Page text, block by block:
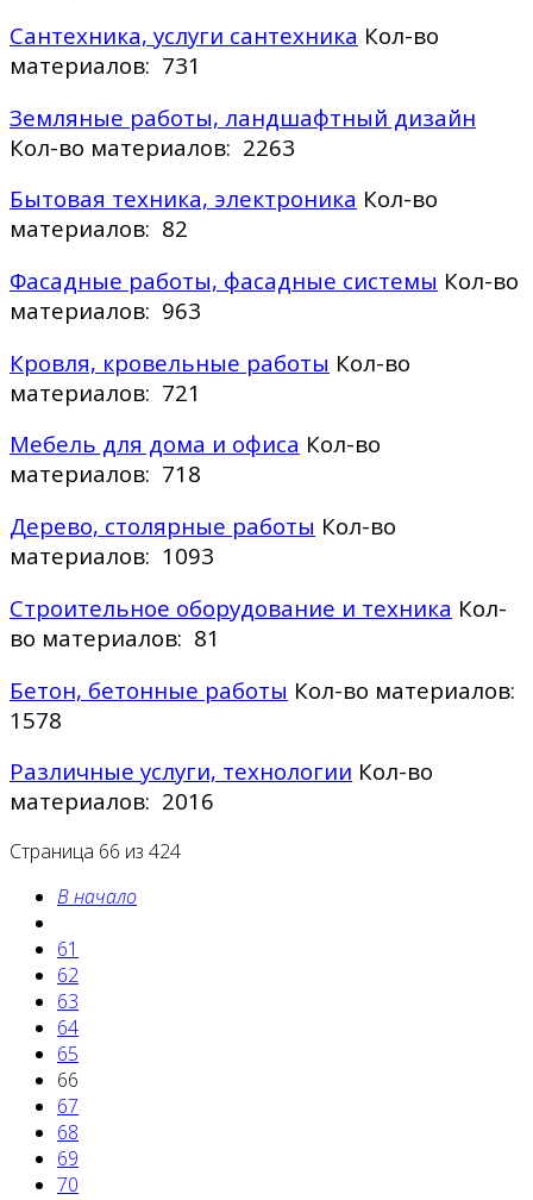
Сантехника, услуги сантехника Кол-во
материалов: 731
Земляные работы, ландшафтный дизайн
Кол-во материалов: 2263
Бытовая техника, электроника Кол-во
материалов: 82
Фасадные работы, фасадные системы Кол-во
материалов: 963
Кровля, кровельные работы Кол-во
материалов: 721
Мебель для дома и офиса Кол-во
материалов: 718
Дерево, столярные работы Кол-во
материалов: 1093
Строительное оборудование и техника Кол-
во материалов: 81
Бетон, бетонные работы Кол-во материалов:
1578
Различные услуги, технологии Кол-во
материалов: 2016
Страница 66 из 424
В начало
61
62
63
64
65
66
67
68
69
70